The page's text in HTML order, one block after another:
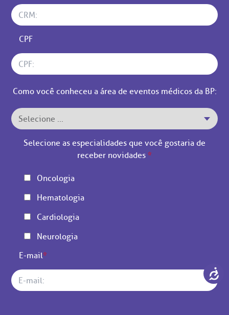
CPF
Como você conheceu a área de eventos médicos da BP:
Selecione as especialidades que você gostaria de
receber novidades *
Oncologia
Hematologia
Cardiologia
Neurologia
E-mail*